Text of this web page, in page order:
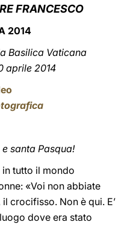
中文
FRANCESCO
2014
Basilica Vaticana
aprile 2014
santa Pasqua!
in tutto il mondo
«Voi non abbiate
crocifisso. Non è qui. E’
dove era stato